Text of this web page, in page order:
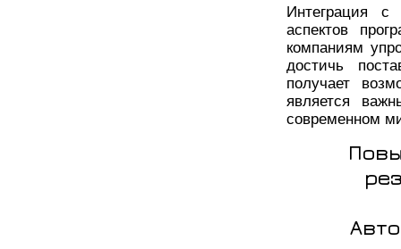
Интеграция
аспектов
компаниям
достичь
получает
является
современном